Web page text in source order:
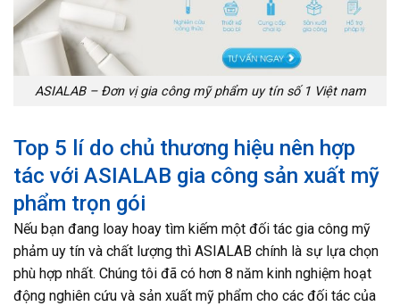
ASIALAB – Đơn vị gia công mỹ phẩm uy tín số 1 Việt nam
Top 5 lí do chủ thương hiệu nên hợp
tác với ASIALAB gia công sản xuất mỹ
phẩm trọn gói
Nếu bạn đang loay hoay tìm kiếm một đối tác gia công mỹ
phảm uy tín và chất lượng thì ASIALAB chính là sự lựa chọn
phù hợp nhất. Chúng tôi đã có hơn 8 năm kinh nghiệm hoạt
động nghiên cứu và sản xuất mỹ phẩm cho các đối tác của